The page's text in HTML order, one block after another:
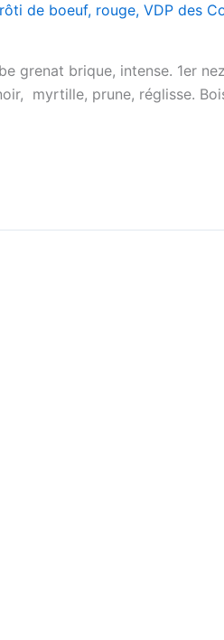
rôti de boeuf, rouge, VDP des
grenat brique, intense. 1er
myrtille, prune, réglisse.